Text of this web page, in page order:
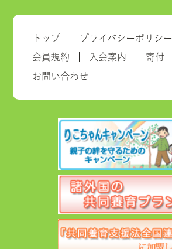
トップ プライバシーポリシー
会員規約 入会案内 寄付
お問い合わせ